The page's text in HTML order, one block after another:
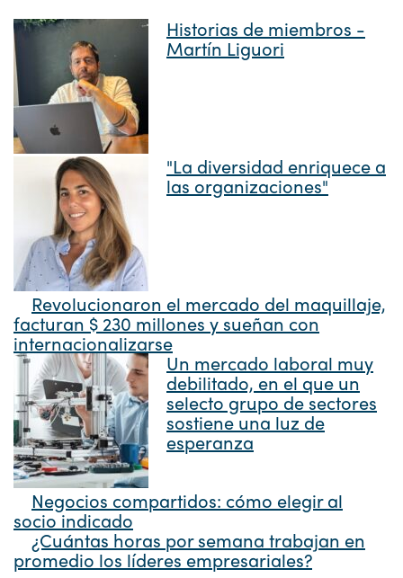
Historias de miembros -
Martín Liguori
"La diversidad enriquece a
las organizaciones"
Revolucionaron el mercado del maquillaje,
facturan $ 230 millones y sueñan con
internacionalizarse
Un mercado laboral muy
debilitado, en el que un
selecto grupo de sectores
sostiene una luz de
esperanza
Negocios compartidos: cómo elegir al
socio indicado
¿Cuántas horas por semana trabajan en
promedio los líderes empresariales?